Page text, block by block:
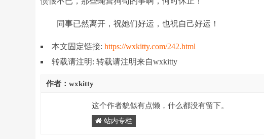
同事已然离开，祝她们好运，也祝自己好运！
本文固定链接:https://wxkitty.com/242.html
转载请注明: 转载请注明来自wxkitty
作者：wxkitty
这个作者貌似有点懒，什么都没有留下。
站内专栏